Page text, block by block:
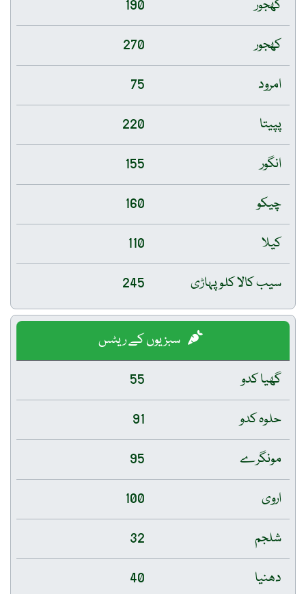
کھجور
190
کھجور
270
امرود
75
پپیتا
220
انگور
155
چیکو
160
کیلا
110
سیب کالا کلو پہاڑی
245
سبزیوں کے ریٹس
گھیا کدو
55
حلوہ کدو
91
مونگرے
95
اروی
100
شلجم
32
دھنیا
40